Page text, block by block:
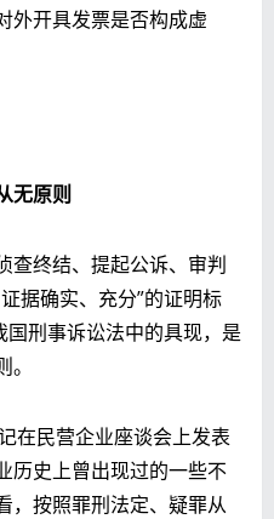
外开具发票是否构成虚
无原则
查终结、提起公诉、审判
据确实、充分”的证明标
国刑事诉讼法中的具现，是
在民营企业座谈会上发表
历史上曾出现过的一些不
，按照罪刑法定、疑罪从